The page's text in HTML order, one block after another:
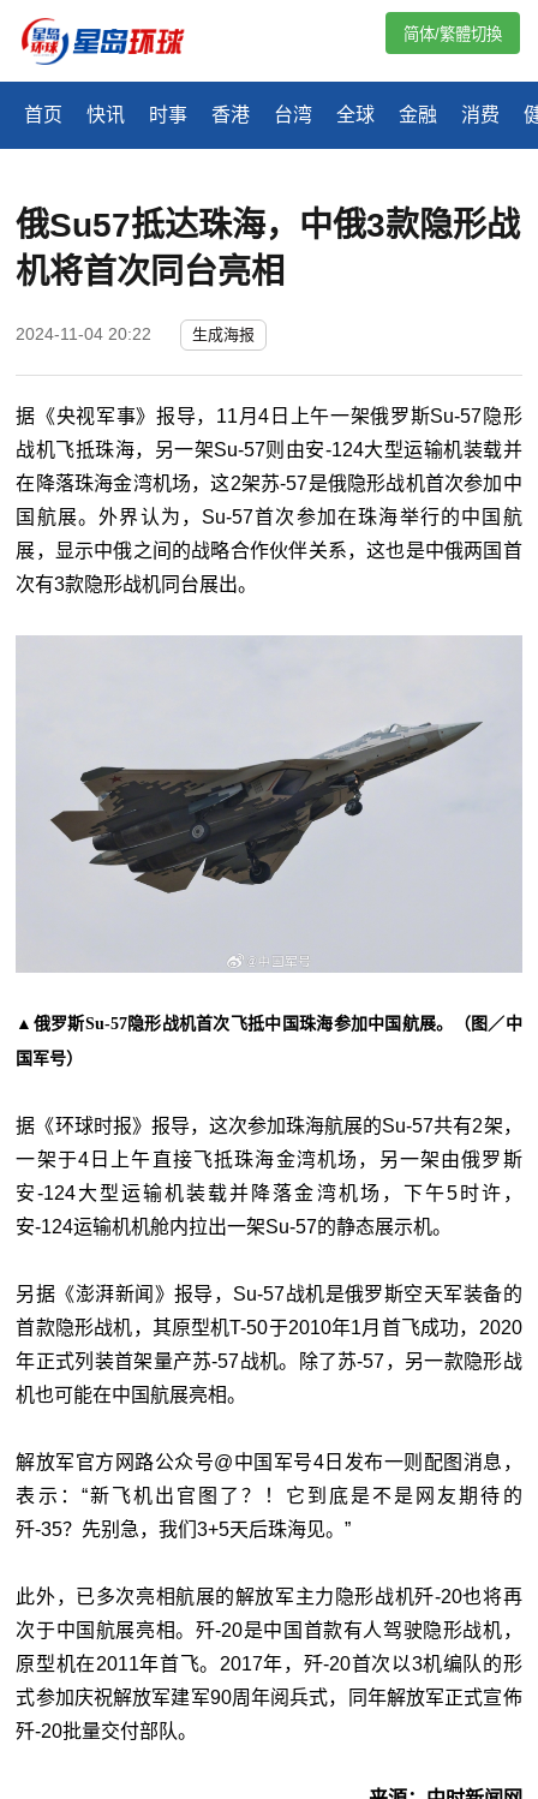
首页 快讯 时事 香港 台湾 全球 金融 消费
简体/繁體切換
俄Su57抵达珠海，中俄3款隐形战
机将首次同台亮相
2024-11-04 20:22 生成海报
据《央视军事》报导，11月4日上午一架俄罗斯Su-57隐形
战机飞抵珠海，另一架Su-57则由安-124大型运输机装载并
在降落珠海金湾机场，这2架苏-57是俄隐形战机首次参加中
国航展。外界认为，Su-57首次参加在珠海举行的中国航
展，显示中俄之间的战略合作伙伴关系，这也是中俄两国首
次有3款隐形战机同台展出。
▲俄罗斯Su-57隐形战机首次飞抵中国珠海参加中国航展。（图／中
国军号）
据《环球时报》报导，这次参加珠海航展的Su-57共有2架，
一架于4日上午直接飞抵珠海金湾机场，另一架由俄罗斯
安-124大型运输机装载并降落金湾机场，下午5时许，
安-124运输机机舱内拉出一架Su-57的静态展示机。
另据《澎湃新闻》报导，Su-57战机是俄罗斯空天军装备的
首款隐形战机，其原型机T-50于2010年1月首飞成功，2020
年正式列装首架量产苏-57战机。除了苏-57，另一款隐形战
机也可能在中国航展亮相。
解放军官方网路公众号@中国军号4日发布一则配图消息，
表示：“新飞机出官图了？！它到底是不是网友期待的
歼-35？先别急，我们3+5天后珠海见。”
此外，已多次亮相航展的解放军主力隐形战机歼-20也将再
次于中国航展亮相。歼-20是中国首款有人驾驶隐形战机，
原型机在2011年首飞。2017年，歼-20首次以3机编队的形
式参加庆祝解放军建军90周年阅兵式，同年解放军正式宣佈
歼-20批量交付部队。